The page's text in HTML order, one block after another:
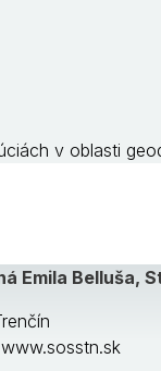
v oblasti
Emila Belluša,